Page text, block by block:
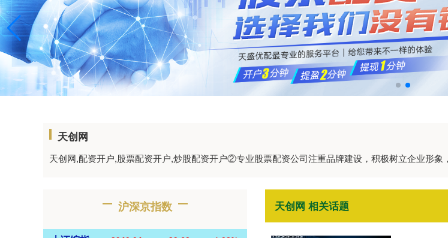
天创网
天创网,配资开户,股票配资开户,炒股配资开户②专业股票配资公司注重品牌建设，积极树立企业形象
天创网 相关话题
沪深京指数